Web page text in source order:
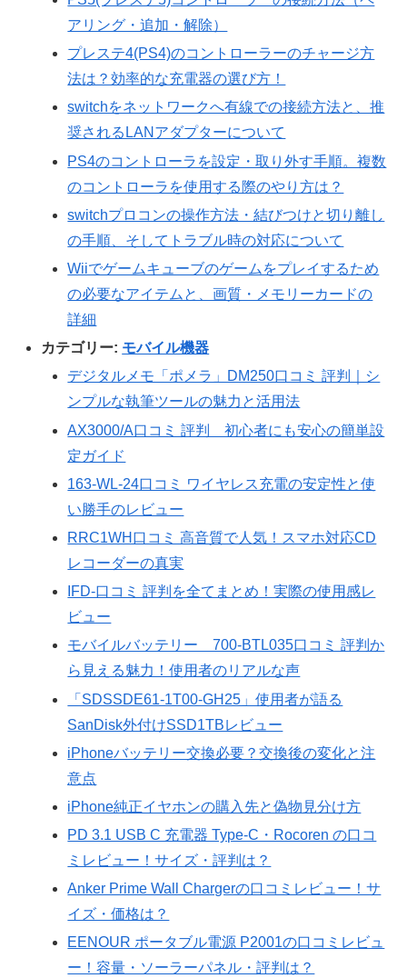
アリング・追加・解除）
プレステ4(PS4)のコントローラーのチャージ方
法は？効率的な充電器の選び方！
switchをネットワークへ有線での接続方法と、推
奨されるLANアダプターについて
PS4のコントローラを設定・取り外す手順。複数
のコントローラを使用する際のやり方は？
switchプロコンの操作方法・結びつけと切り離し
の手順、そしてトラブル時の対応について
Wiiでゲームキューブのゲームをプレイするため
の必要なアイテムと、画質・メモリーカードの
詳細
カテゴリー: モバイル機器
デジタルメモ「ポメラ」DM250口コミ 評判｜シ
ンプルな執筆ツールの魅力と活用法
AX3000/A口コミ 評判 初心者にも安心の簡単設
定ガイド
163-WL-24口コミ ワイヤレス充電の安定性と使
い勝手のレビュー
RRC1WH口コミ 高音質で人気！スマホ対応CD
レコーダーの真実
IFD-口コミ 評判を全てまとめ！実際の使用感レ
ビュー
モバイルバッテリー 700-BTL035口コミ 評判か
ら見える魅力！使用者のリアルな声
「SDSSDE61-1T00-GH25」使用者が語る
SanDisk外付けSSD1TBレビュー
iPhoneバッテリー交換必要？交換後の変化と注
意点
iPhone純正イヤホンの購入先と偽物見分け方
PD 3.1 USB C 充電器 Type-C・Rocoren の口コ
ミレビュー！サイズ・評判は？
Anker Prime Wall Chargerの口コミレビュー！サ
イズ・価格は？
EENOUR ポータブル電源 P2001の口コミレビュ
ー！容量・ソーラーパネル・評判は？